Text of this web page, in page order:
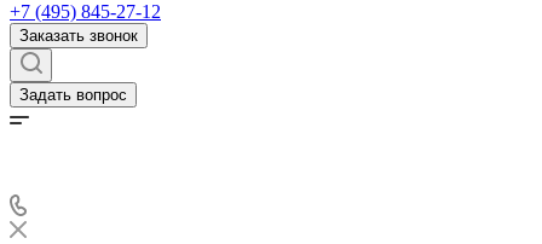
+7 (495) 845-27-12
Заказать звонок
Задать вопрос